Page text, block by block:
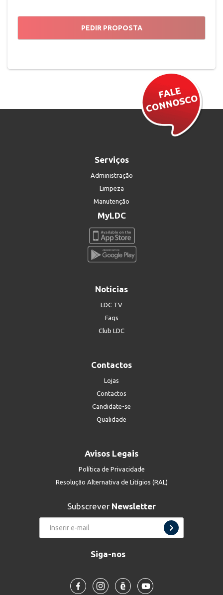
Serviços
Administração
Limpeza
Manutenção
MyLDC
Notícias
LDC TV
Faqs
Club LDC
Contactos
Lojas
Contactos
Candidate-se
Qualidade
Avisos Legais
Política de Privacidade
Resolução Alternativa de Litígios (RAL)
Subscrever Newsletter
Siga-nos